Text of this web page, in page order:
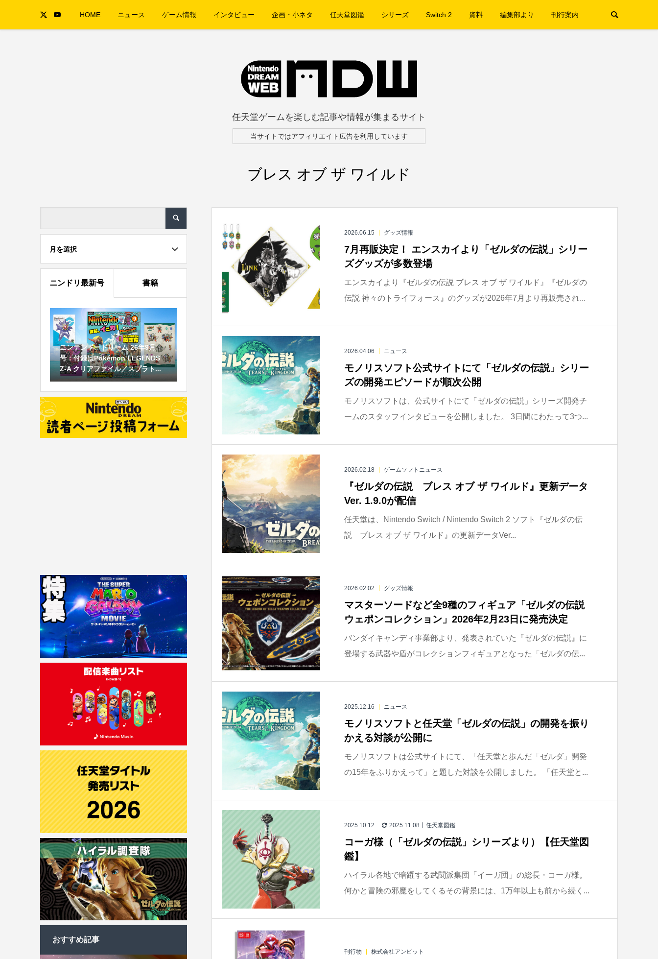
HOME ニュース ゲーム情報 インタビュー 企画・小ネタ 任天堂図鑑 シリーズ Switch 2 資料 編集部より 刊行案内
任天堂ゲームを楽しむ記事や情報が集まるサイト
当サイトではアフィリエイト広告を利用しています
ブレス オブ ザ ワイルド
2026.06.15 グッズ情報
7月再販決定！ エンスカイより「ゼルダの伝説」シリー
ズグッズが多数登場
エンスカイより『ゼルダの伝説 ブレス オブ ザ ワイルド』『ゼルダの
伝説 神々のトライフォース』のグッズが2026年7月より再販売され...
2026.04.06 ニュース
モノリスソフト公式サイトにて「ゼルダの伝説」シリー
ズの開発エピソードが順次公開
モノリスソフトは、公式サイトにて「ゼルダの伝説」シリーズ開発チ
ームのスタッフインタビューを公開しました。 3日間にわたって3つ...
2026.02.18 ゲームソフトニュース
『ゼルダの伝説 ブレス オブ ザ ワイルド』更新データ
Ver. 1.9.0が配信
任天堂は、Nintendo Switch / Nintendo Switch 2 ソフト『ゼルダの伝
説 ブレス オブ ザ ワイルド』の更新データVer...
2026.02.02 グッズ情報
マスターソードなど全9種のフィギュア「ゼルダの伝説
ウェポンコレクション」2026年2月23日に発売決定
バンダイキャンディ事業部より、発表されていた『ゼルダの伝説』に
登場する武器や盾がコレクションフィギュアとなった「ゼルダの伝...
2025.12.16 ニュース
モノリスソフトと任天堂「ゼルダの伝説」の開発を振り
かえる対談が公開に
モノリスソフトは公式サイトにて、「任天堂と歩んだ「ゼルダ」開発
の15年をふりかえって」と題した対談を公開しました。 「任天堂と...
2025.10.12 2025.11.08 任天堂図鑑
コーガ様（「ゼルダの伝説」シリーズより）【任天堂図
鑑】
ハイラル各地で暗躍する武闘派集団「イーガ団」の総長・コーガ様。
何かと冒険の邪魔をしてくるその背景には、1万年以上も前から続く...
刊行物 株式会社アンビット
月を選択
ニンドリ最新号 書籍
ニンテンドードリーム 26年9月
号：付録はPokémon LEGENDS
Z-A クリアファイル／スプラト...
おすすめ記事